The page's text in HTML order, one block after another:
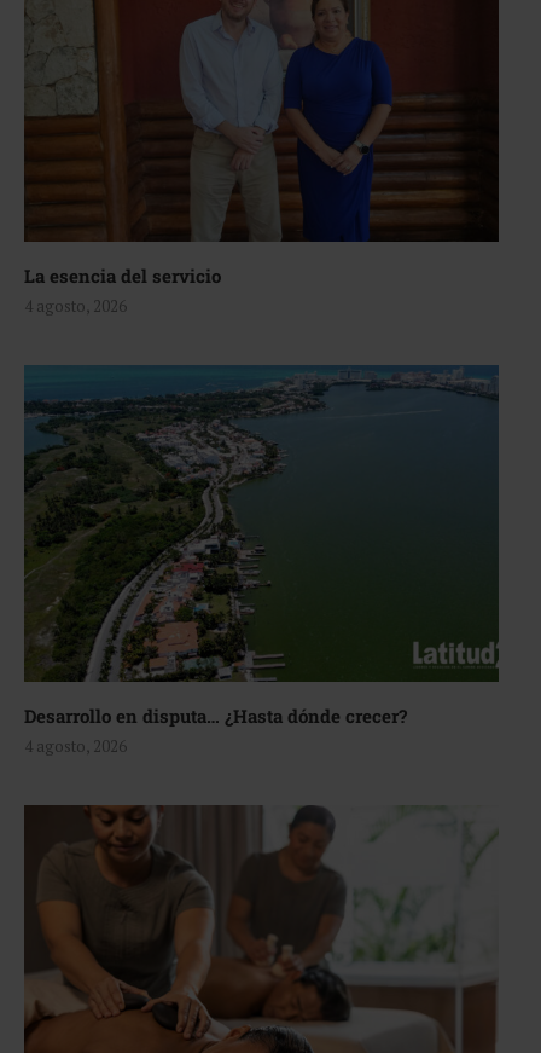
La esencia del servicio
4 agosto, 2026
Desarrollo en disputa… ¿Hasta dónde crecer?
4 agosto, 2026